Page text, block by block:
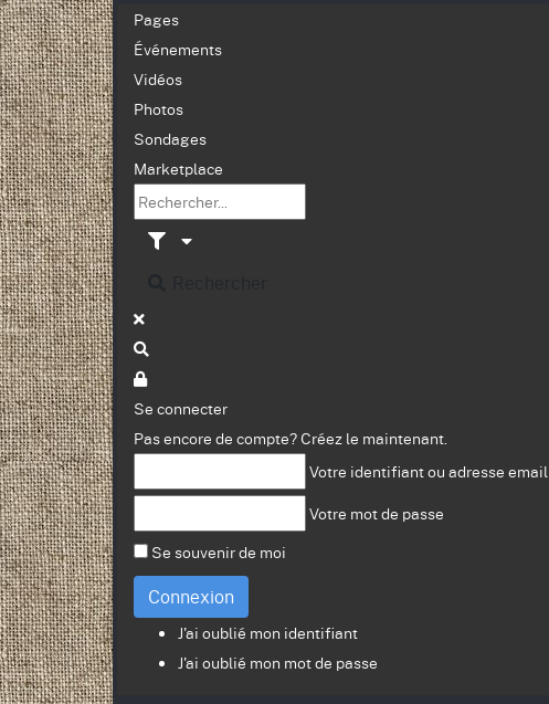
Pages
Événements
Vidéos
Photos
Sondages
Marketplace
Se connecter
Pas encore de compte? Créez le maintenant.
Votre identifiant ou adresse email
Votre mot de passe
Se souvenir de moi
Connexion
J'ai oublié mon identifiant
J'ai oublié mon mot de passe